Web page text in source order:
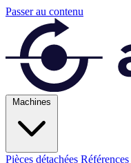
Passer au contenu
Machines
Pièces détachées Références